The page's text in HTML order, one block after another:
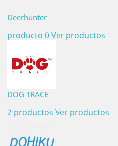
Deerhunter
producto 0 Ver productos
DOG TRACE
2 productos Ver productos